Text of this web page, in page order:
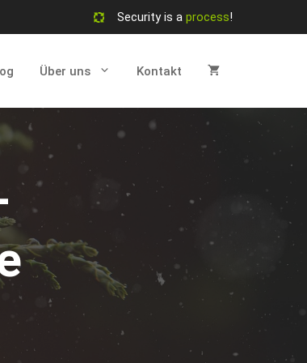
Security is a process!
Über uns Kontakt